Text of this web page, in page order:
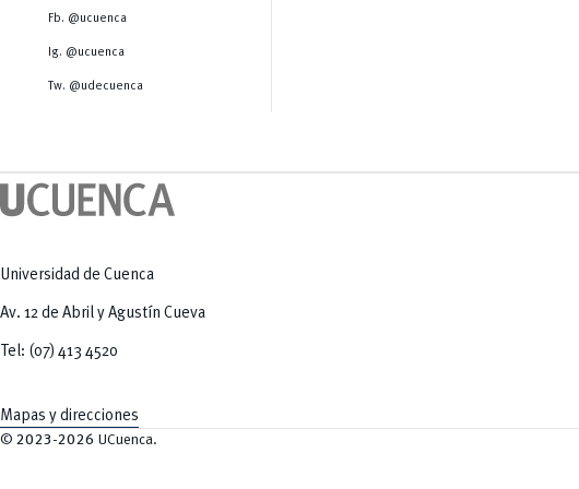
Tecnologías
Radio Universitaria
Sostenibilidad
Fb. @ucuenca
Ig. @ucuenca
Tw. @udecuenca
Universidad de Cuenca
Av. 12 de Abril y Agustín Cueva
Tel: (07) 413 4520
Mapas y direcciones
© 2023-2026 UCuenca.